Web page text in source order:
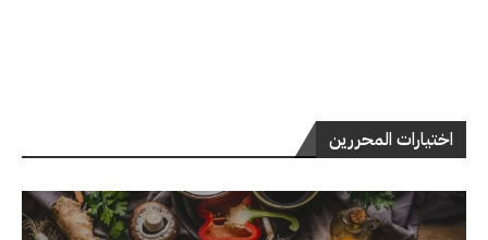
اختيارات المحررين